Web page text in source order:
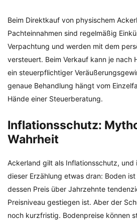
Beim Direktkauf von physischem
Pachteinnahmen sind regelmäßig
Verpachtung und werden mit dem
versteuert. Beim Verkauf kann je nach
ein steuerpflichtiger
genaue Behandlung hängt vom
Hände einer Steuerberatung.
Inflationsschutz:
Wahrheit
Ackerland gilt als Inflationsschutz, und
dieser Erzählung etwas dran: Boden
dessen Preis über Jahrzehnte
Preisniveau gestiegen ist. Aber der
noch kurzfristig. Bodenpreise können